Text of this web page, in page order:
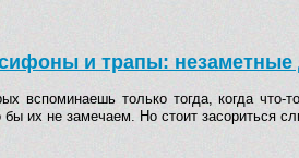
и трапы: незаметные
вспоминаешь только тогда, когда
их не замечаем. Но стоит засориться